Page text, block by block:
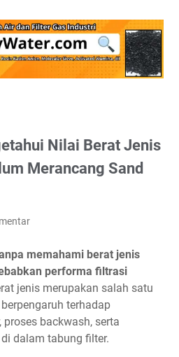
Nilai Berat Jenis
Merancang Sand
memahami berat jenis
performa filtrasi
jenis merupakan salah satu
terhadap
backwash, serta
dalam tabung filter.